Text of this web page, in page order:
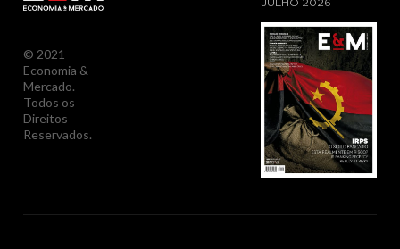
© 2021
Economia &
Mercado.
Todos os
Direitos
Reservados.
JULHO 2026